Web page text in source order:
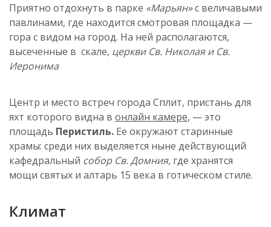
Приятно отдохнуть в парке «Марьян»с величавыми
павлинами, где находится смотровая площадка —
гора с видом на город. На ней располагаются,
высеченные в скале, церкви Св. Николая и Св.
Иеронима
Центр и место встреч города Сплит, пристань для
яхт которого видна в онлайн камере, — это
площадь Перистиль. Ее окружают старинные
храмы: среди них выделяется ныне действующий
кафедральный собор Св. Домния, где хранятся
мощи святых и алтарь 15 века в готическом стиле.
Климат